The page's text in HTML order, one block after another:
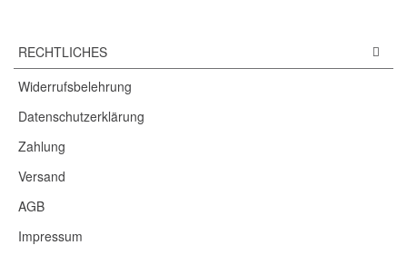
RECHTLICHES
Widerrufsbelehrung
Datenschutzerklärung
Zahlung
Versand
AGB
Impressum